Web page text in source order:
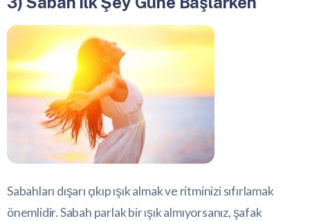
Sabahları dışarı çıkıp ışık almak ve ritminizi sıfırlamak
önemlidir. Sabah parlak bir ışık almıyorsanız, şafak